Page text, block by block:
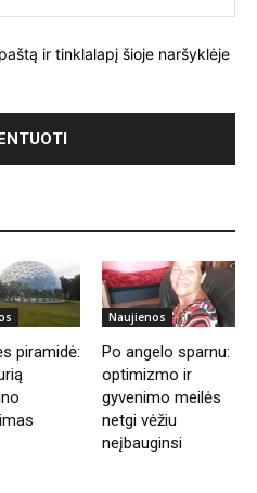
ir tinklalapį šioje naršyklėje
piramidė:
Naujienos
Po angelo sparnu:
optimizmo ir
gyvenimo meilės
netgi vėžiu
neįbauginsi